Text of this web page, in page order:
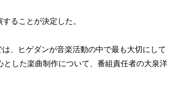
ることが決定した。
、ヒゲダンが音楽活動の中で最も大切にして
した楽曲制作について、番組責任者の大泉洋